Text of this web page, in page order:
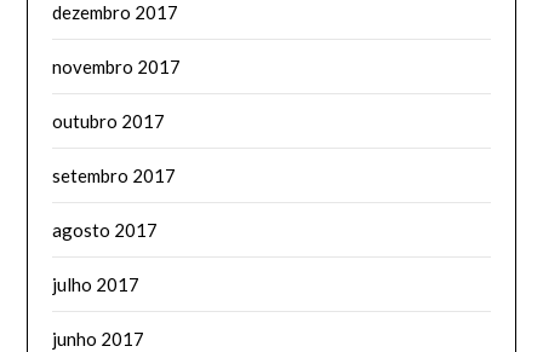
dezembro 2017
novembro 2017
outubro 2017
setembro 2017
agosto 2017
julho 2017
junho 2017